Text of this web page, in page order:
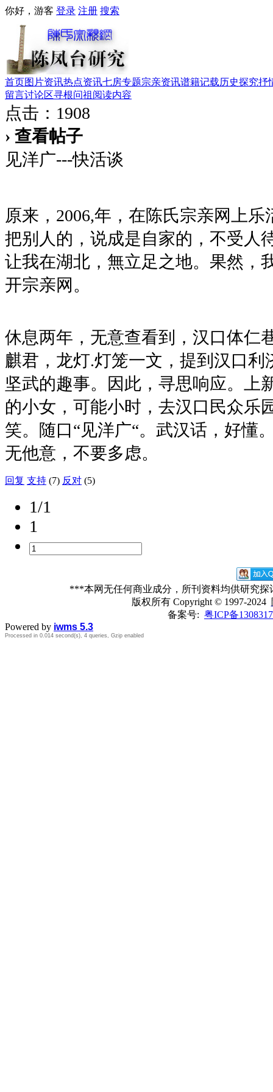
你好，游客 登录 注册 搜索
首页图片资讯热点资讯七房专题宗亲资讯谱籍记载历史探究抒
留言讨论区寻根问祖 阅读内容
点击：1908
› 查看帖子
见洋广---快活谈
原来，2006,年，在陈氏宗亲网上
把别人的，说成是自家的，不受人
让我在湖北，無立足之地。果然，
开宗亲网。
休息两年，无意查看到，汉口体仁
麒君，龙灯.灯笼一文，提到汉口利
坚武的趣事。因此，寻思响应。上
的小女，可能小时，去汉口民众乐
笑。随口“见洋广“。武汉话，好懂
无他意，不要多虑。
回复 支持 (7) 反对 (5)
1/1
1
***本网无任何商业成分，所刊资料均供研究
版权所有 Copyright © 1997-2024
备案号: 粤ICP备
Powered by iwms 5.3
Processed in 0.014 second(s), 4 queries, Gzip enabled